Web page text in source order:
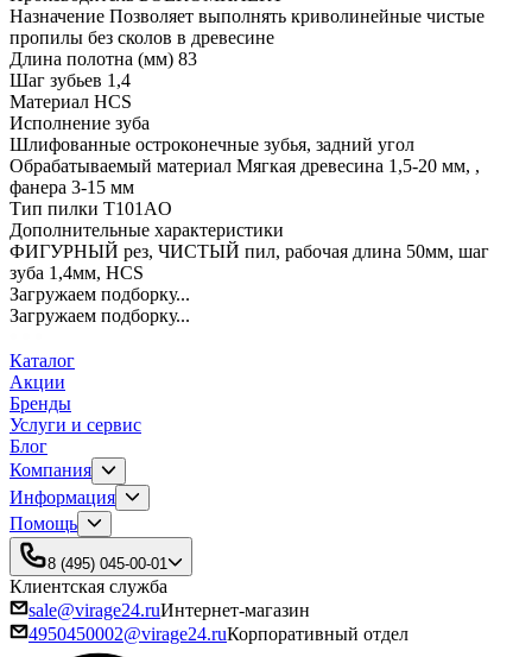
Назначение Позволяет выполнять криволинейные чистые
пропилы без сколов в древесине
Длина полотна (мм) 83
Шаг зубьев 1,4
Материал HCS
Исполнение зуба
Шлифованные остроконечные зубья, задний угол
Обрабатываемый материал Мягкая древесина 1,5-20 мм, ,
фанера 3-15 мм
Тип пилки T101AO
Дополнительные характеристики
ФИГУРНЫЙ рез, ЧИСТЫЙ пил, рабочая длина 50мм, шаг
зуба 1,4мм, HCS
Загружаем подборку...
Загружаем подборку...
Каталог
Акции
Бренды
Услуги и сервис
Блог
Компания
Информация
Помощь
8 (495) 045-00-01
Клиентская служба
sale@virage24.ruИнтернет-магазин
4950450002@virage24.ruКорпоративный отдел